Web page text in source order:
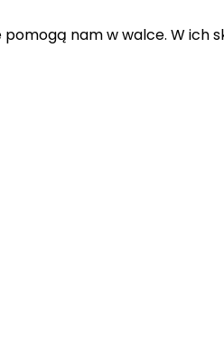
nam w walce. W ich